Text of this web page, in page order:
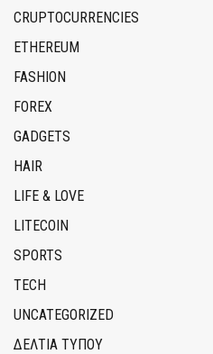
CRUPTOCURRENCIES
ETHEREUM
FASHION
FOREX
GADGETS
HAIR
LIFE & LOVE
LITECOIN
SPORTS
TECH
UNCATEGORIZED
ΔΕΛΤΙΑ ΤΥΠΟΥ